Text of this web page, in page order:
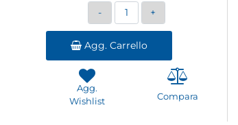
Quantità
Agg. Carrello
Agg.
Wishlist
Compara